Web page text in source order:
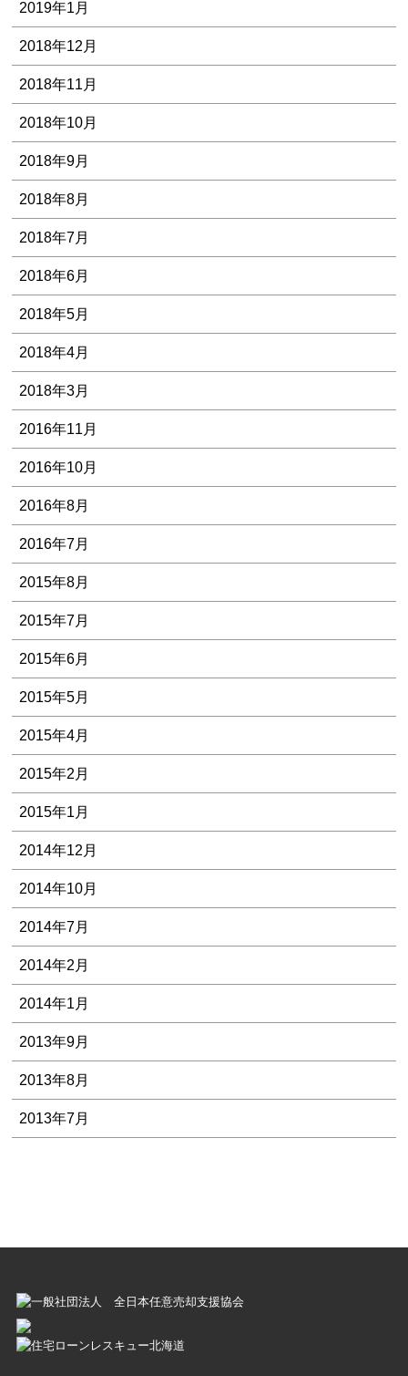
2019年1月
2018年12月
2018年11月
2018年10月
2018年9月
2018年8月
2018年7月
2018年6月
2018年5月
2018年4月
2018年3月
2016年11月
2016年10月
2016年8月
2016年7月
2015年8月
2015年7月
2015年6月
2015年5月
2015年4月
2015年2月
2015年1月
2014年12月
2014年10月
2014年7月
2014年2月
2014年1月
2013年9月
2013年8月
2013年7月